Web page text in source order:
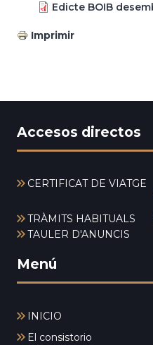
Edicte BOIB
Imprimir
Accesos directos
CERTIFICAT DE VIATGE
TRÀMITS HABITUALS
TAULER D'ANUNCIS
Menú
INICIO
El consistorio